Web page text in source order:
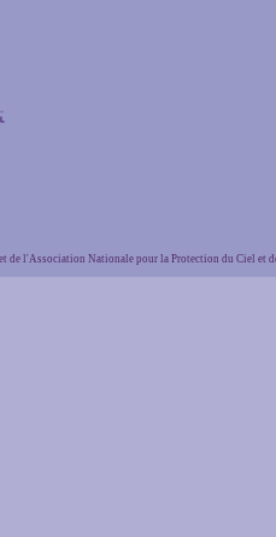
pour la Protection du Ciel et de